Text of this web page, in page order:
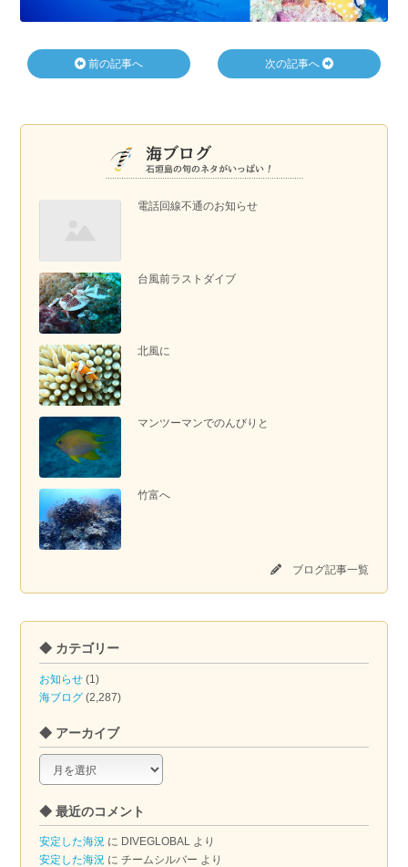
電話回線不通のお知らせ
台風前ラストダイブ
北風に
マンツーマンでのんびりと
竹富へ
ブログ記事一覧
◆ カテゴリー
お知らせ (1)
海ブログ (2,287)
◆ アーカイブ
◆
ア
カ
イ
ブ
◆ 最近のコメント
安定した海況 に DIVEGLOBAL より
安定した海況 にチームシルバー より
前の記事へ 次の記事へ